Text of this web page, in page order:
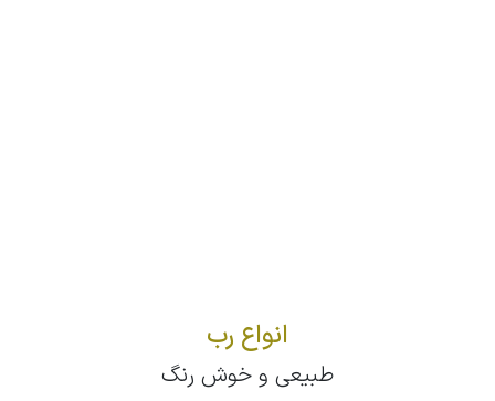
انواع رب
طبیعی و خوش رنگ